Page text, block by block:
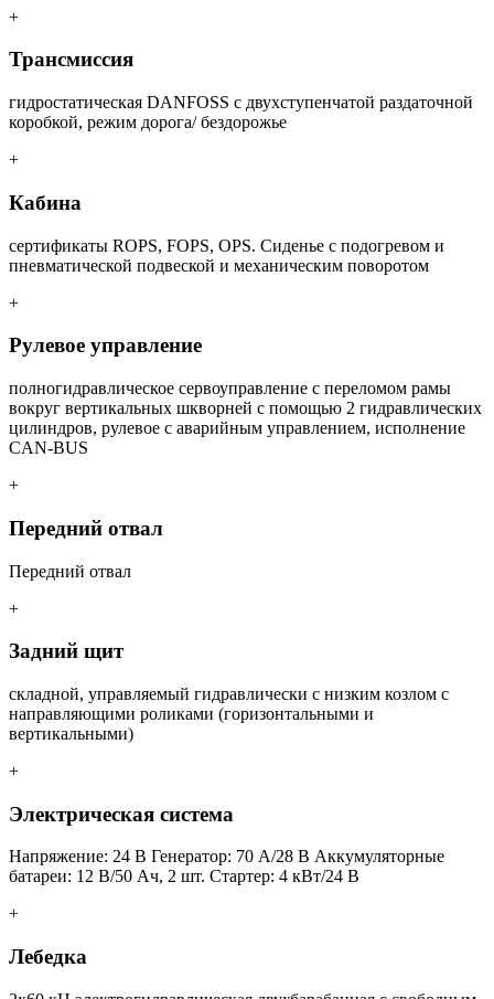
+
Трансмиссия
гидростатическая DANFOSS с двухступенчатой раздаточной
коробкой, режим дорога/ бездорожье
+
Кабина
сертификаты ROPS, FOPS, OPS. Сиденье с подогревом и
пневматической подвеской и механическим поворотом
+
Рулевое управление
полногидравлическое сервоуправление с переломом рамы
вокруг вертикальных шкворней с помощью 2 гидравлических
цилиндров, рулевое с аварийным управлением, исполнение
CAN-BUS
+
Передний отвал
Передний отвал
+
Задний щит
складной, управляемый гидравлически с низким козлом с
направляющими роликами (горизонтальными и
вертикальными)
+
Электрическая система
Напряжение: 24 В Генератор: 70 А/28 В Аккумуляторные
батареи: 12 В/50 Ач, 2 шт. Стартер: 4 кВт/24 В
+
Лебедка